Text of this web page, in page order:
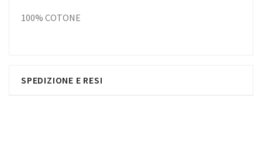
100% COTONE
SPEDIZIONE E RESI